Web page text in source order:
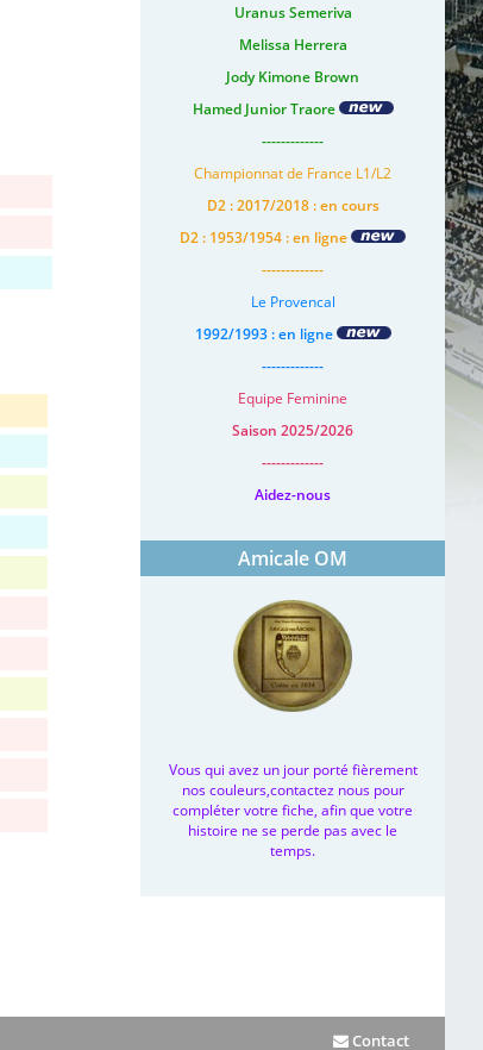
Uranus Semeriva
Melissa Herrera
Jody Kimone Brown
Hamed Junior Traore
-------------
Championnat de France L1/L2
D2 : 2017/2018 : en cours
D2 : 1953/1954 : en ligne
-------------
Le Provencal
1992/1993 : en ligne
-------------
Equipe Feminine
Saison 2025/2026
-------------
Aidez-nous
Amicale OM
Vous qui avez un jour porté fièrement
nos couleurs,contactez nous pour
compléter votre fiche, afin que votre
histoire ne se perde pas avec le
temps.
Contact